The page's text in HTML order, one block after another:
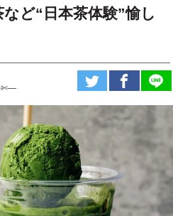
ど“日本茶体験”愉し
-✄—